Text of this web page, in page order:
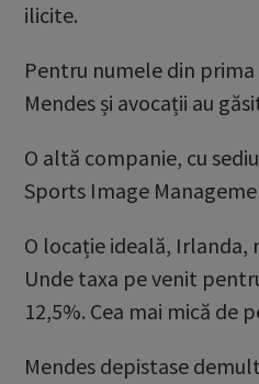
ilicite.
Pentru numele din
Mendes și avocații au
O altă companie, cu
Sports Image
O locație ideală, Irlanda,
Unde taxa pe venit
12,5%. Cea mai mică de
Mendes depistase